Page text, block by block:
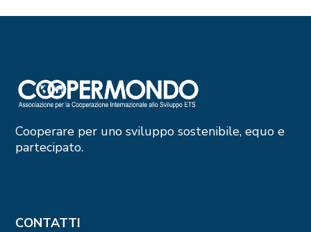
Cooperare per uno sviluppo sostenibile, equo e
partecipato.
CONTATTI